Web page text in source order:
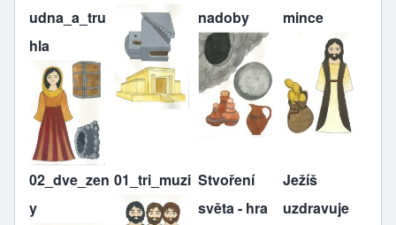
udna_a_tru
hla
nadoby
mince
02_dve_zen
y
01_tri_muzi Stvoření
světa - hra
Ježíš
uzdravuje